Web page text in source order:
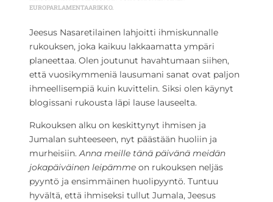
EUROPARLAMENTAARIKKO.
Jeesus Nasaretilainen lahjoitti ihmiskunnalle
rukouksen, joka kaikuu lakkaamatta ympäri
planeettaa. Olen joutunut havahtumaan siihen,
että vuosikymmeniä lausumani sanat ovat paljon
ihmeellisempiä kuin kuvittelin. Siksi olen käynyt
blogissani rukousta läpi lause lauseelta.
Rukouksen alku on keskittynyt ihmisen ja
Jumalan suhteeseen, nyt päästään huoliin ja
murheisiin.Anna meille tänä päivänä meidän
jokapäiväinen leipämme on rukouksen neljäs
pyyntö ja ensimmäinen huolipyyntö. Tuntuu
hyvältä, että ihmiseksi tullut Jumala, Jeesus